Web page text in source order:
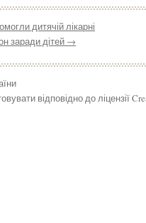
дитячій лікарні
заради дітей →
відповідно до ліцензії